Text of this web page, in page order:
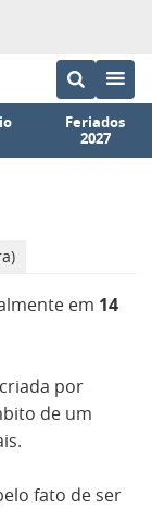
Feriados
2027
em 14
por
de um
fato de ser